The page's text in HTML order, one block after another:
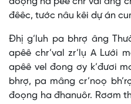
đêêc, tước nâu kêi dự án
Đhị g’luh pa bhrợ âng
apêê chr’val zr’lụ A Lưới
apêê vel đong ơy k’đươi
bhrợ, pa mâng cr’noọ
đoọng ha đhanuôr. Rơơm